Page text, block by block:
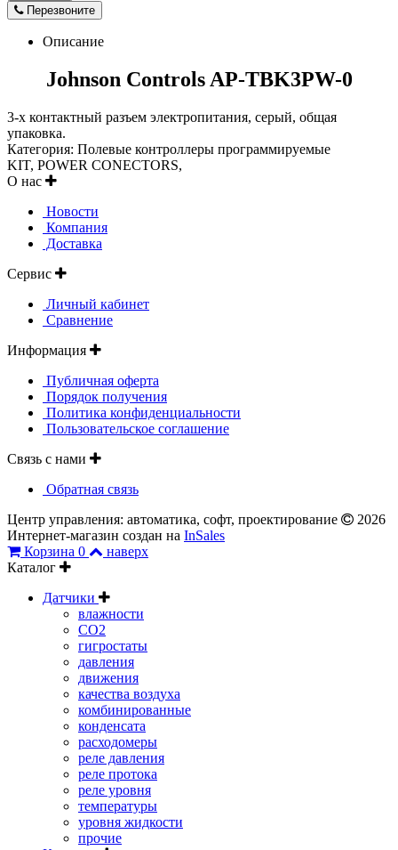
Перезвоните
Описание
Johnson Controls AP-TBK3PW-0
3-х контактный разъем электропитания, серый, общая
упаковка.
Категория: Полевые контроллеры программируемые
KIT, POWER CONECTORS,
О нас
Новости
Компания
Доставка
Сервис
Личный кабинет
Сравнение
Информация
Публичная оферта
Порядок получения
Политика конфиденциальности
Пользовательское соглашение
Связь с нами
Обратная связь
Центр управления: автоматика, софт, проектирование
2026
Интернет-магазин создан на InSales
Корзина 0
наверх
Каталог
Датчики
влажности
CO2
гигростаты
давления
движения
качества воздуха
комбинированные
конденсата
расходомеры
реле давления
реле протока
реле уровня
температуры
уровня жидкости
прочие